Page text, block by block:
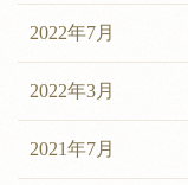
2022年7月
2022年3月
2021年7月